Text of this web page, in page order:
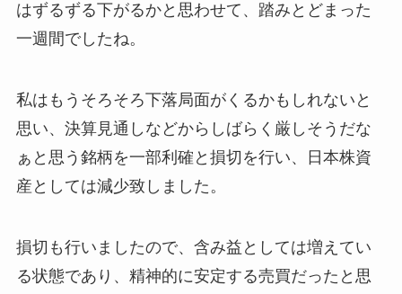
はずるずる下がるかと思わせて、踏みとどまった
一週間でしたね。
私はもうそろそろ下落局面がくるかもしれないと
思い、決算見通しなどからしばらく厳しそうだな
ぁと思う銘柄を一部利確と損切を行い、日本株資
産としては減少致しました。
損切も行いましたので、含み益としては増えてい
る状態であり、精神的に安定する売買だったと思